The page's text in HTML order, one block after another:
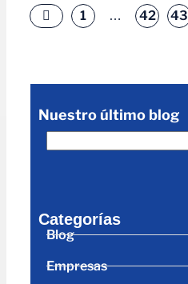
1 … 42 43
Nuestro último blog
Categorías
Blog
Empresas